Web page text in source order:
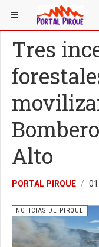
ESTÁ AQUÍ: NOTICIAS
Tres
Alto
PORTAL PIRQUE
NOTICIAS DE PIRQUE